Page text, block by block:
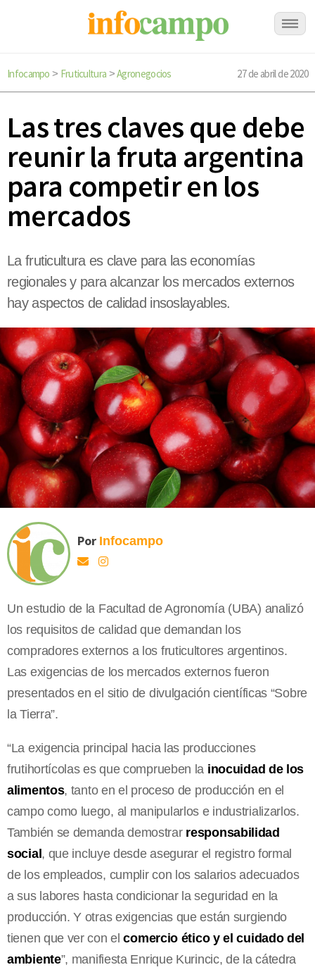
Infocampo > Fruticultura >Agronegocios 27 de abril de 2020
Las tres claves que debe
reunir la fruta argentina
para competir en los
mercados
La fruticultura es clave para las economías
regionales y para alcanzar los mercados externos
hay aspectos de calidad insoslayables.
Por Infocampo
Un estudio de la Facultad de Agronomía (UBA) analizó
los requisitos de calidad que demandan los
compradores externos a los fruticultores argentinos.
Las exigencias de los mercados externos fueron
presentados en el sitio de divulgación científicas “Sobre
la Tierra”.
“La exigencia principal hacia las producciones
frutihortícolas es que comprueben la inocuidad de los
alimentos, tanto en el proceso de producción en el
campo como luego, al manipularlos e industrializarlos.
También se demanda demostrar responsabilidad
social, que incluye desde asegurar el registro formal
de los empleados, cumplir con los salarios adecuados
a sus labores hasta condicionar la seguridad en la
producción. Y otras exigencias que están surgiendo
tienen que ver con elcomercio ético y el cuidado del
ambiente”, manifiesta Enrique Kurincic, de la cátedra